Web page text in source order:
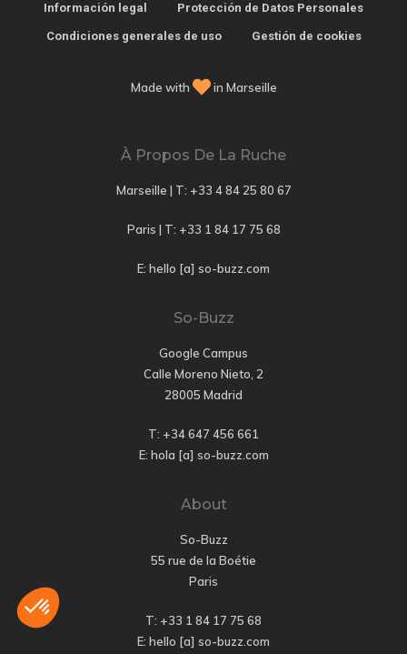
Información legal Protección de Datos Personales
Condiciones generales de uso Gestión de cookies
Made with in Marseille
À Propos De La Ruche
Marseille | T: +33 4 84 25 80 67
Paris | T: +33 1 84 17 75 68
E: hello [a] so-buzz.com
So-Buzz
Google Campus
Calle Moreno Nieto, 2
28005 Madrid
T: +34 647 456 661
E: hola [a] so-buzz.com
About
So-Buzz
55 rue de la Boétie
Paris
T: +33 1 84 17 75 68
E: hello [a] so-buzz.com